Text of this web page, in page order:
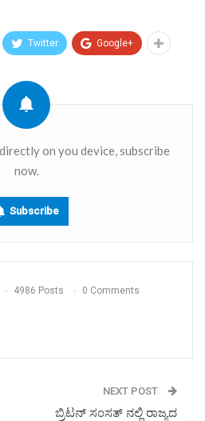
Twitter Google+
on you device, subscribe
now.
Subscribe
4986 Posts 0 Comments
NEXT POST
ಬ್ರಿಟನ್ ಸಂಸತ್ ನಲ್ಲಿ ರಾಜ್ಯದ